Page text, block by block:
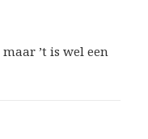
’t is wel een